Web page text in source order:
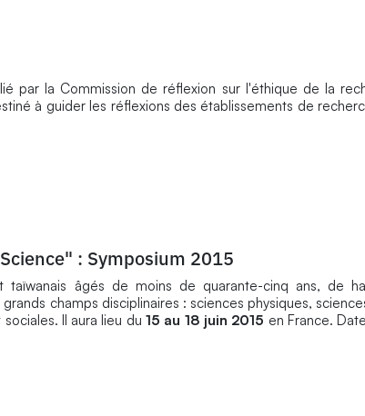
par la Commission de réflexion sur l'éthique de la
à guider les réflexions des établissements de
: Symposium 2015
âgés de moins de quarante-cinq ans, de
champs disciplinaires : sciences physiques,
Il aura lieu du15 au 18 juin 2015 en France.